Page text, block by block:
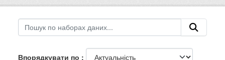
Впорядкувати по